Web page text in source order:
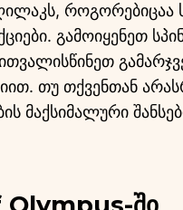
როგორებიცაა
გამოიყენეთ
თუ თქვენთან
მაქსიმალური